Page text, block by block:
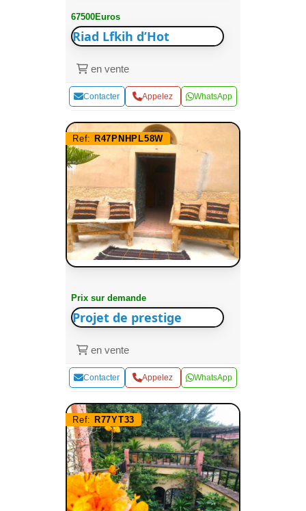
67500Euros
Riad Lfkih d’Hot
en vente
Contacter Appelez WhatsApp
Ref: R47PNHPL58W
Prix sur demande
Projet de prestige
en vente
Contacter Appelez WhatsApp
Ref: R77YT33